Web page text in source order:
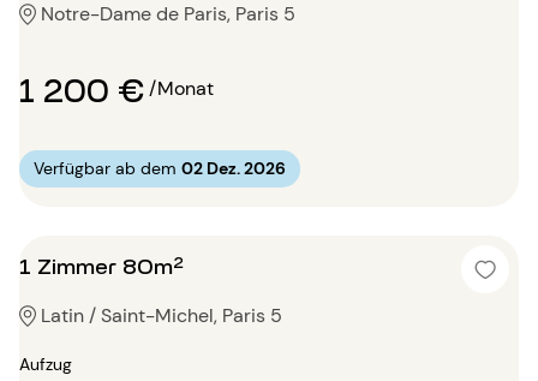
Notre-Dame de Paris, Paris 5
1 200 €/Monat
Verfügbar ab dem 02 Dez. 2026
1 Zimmer 80m²
Latin / Saint-Michel, Paris 5
Aufzug